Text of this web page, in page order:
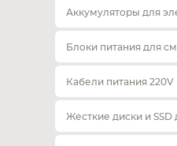
Аккумуляторы для
Блоки питания для
Кабели питания 220V
Жесткие диски и SSD